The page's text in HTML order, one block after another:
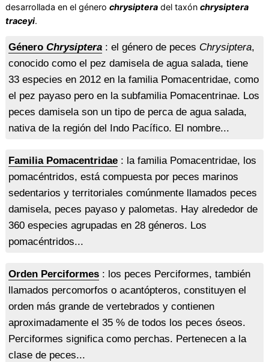
desarrollada en el género chrysipteradel taxón chrysiptera
traceyi.
Género Chrysiptera: el género de peces Chrysiptera,
conocido como el pez damisela de agua salada, tiene
33 especies en 2012 en la familia Pomacentridae, como
el pez payaso pero en la subfamilia Pomacentrinae. Los
peces damisela son un tipo de perca de agua salada,
nativa de la región del Indo Pacífico. El nombre...
Familia Pomacentridae: la familia Pomacentridae, los
pomacéntridos, está compuesta por peces marinos
sedentarios y territoriales comúnmente llamados peces
damisela, peces payaso y palometas. Hay alrededor de
360 especies agrupadas en 28 géneros. Los
pomacéntridos...
Orden Perciformes: los peces Perciformes, también
llamados percomorfos o acantópteros, constituyen el
orden más grande de vertebrados y contienen
aproximadamente el 35 % de todos los peces óseos.
Perciformes significa como perchas. Pertenecen a la
clase de peces...